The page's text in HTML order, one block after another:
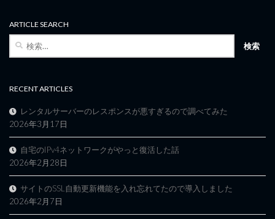
ARTICLE SEARCH
検
RECENT ARTICLES
レンタルサーバーのレスポンスが悪すぎるので調べてみた
2026年3月17日
自宅のIPv4ネットワークがやっと復活した話
2026年2月28日
サイトのSSL自動更新機能を入れ忘れてたので導入しました
2026年2月7日